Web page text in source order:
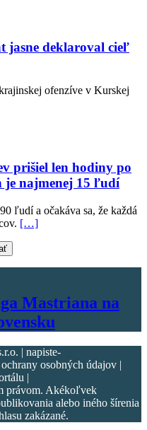
jasne deklaroval cieľ
ofenzíve v Kurskej
prišiel len hodiny po
je najmenej 15 ľudí
ľudí a očakáva sa, že každá
[…]
Mastriana na
| napiste-
osobných údajov |
|
právom. Akékoľvek
alebo iného šírenia
zakázané.